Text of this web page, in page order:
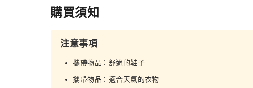
購買須知
注意事項
攜帶物品：舒適的鞋子
攜帶物品：適合天氣的衣物